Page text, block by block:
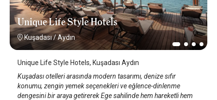
Unique Life Style Hotels
Kuşadası/Aydın
Unique Life Style Hotels, Kuşadası Aydın
Kuşadası otelleri arasında modern tasarımı, denize sıfır
konumu, zengin yemek seçenekleri ve eğlence-dinlenme
dengesini bir araya getirerek Ege sahilinde hem hareketli hem